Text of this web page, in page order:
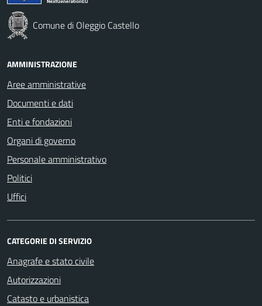
Comune di Oleggio Castello
AMMINISTRAZIONE
Aree amministrative
Documenti e dati
Enti e fondazioni
Organi di governo
Personale amministrativo
Politici
Uffici
CATEGORIE DI SERVIZIO
Anagrafe e stato civile
Autorizzazioni
Catasto e urbanistica